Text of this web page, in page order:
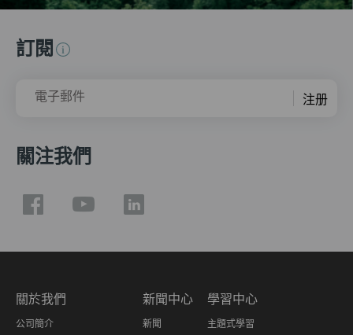
訂閱
電子郵件 注册
關注我們
關於我們
公司簡介
新聞中心
新聞
學習中心
主題式學習